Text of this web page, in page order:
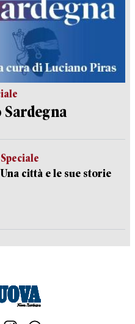
Speciale
Una città e le sue storie